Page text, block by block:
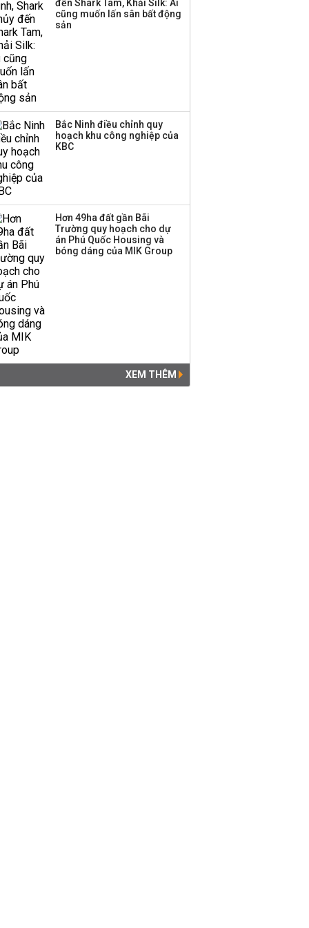
đến Shark Tam, Khải Silk: Ai
cũng muốn lấn sân bất động
sản
Bắc Ninh điều chỉnh quy
hoạch khu công nghiệp của
KBC
Hơn 49ha đất gần Bãi
Trường quy hoạch cho dự
án Phú Quốc Housing và
bóng dáng của MIK Group
XEM THÊM